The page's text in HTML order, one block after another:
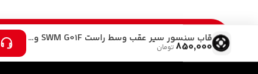
قاب سنسور سپر عقب وسط راست SWM G01F و KMCA5
850,000تومان
خرید آسان